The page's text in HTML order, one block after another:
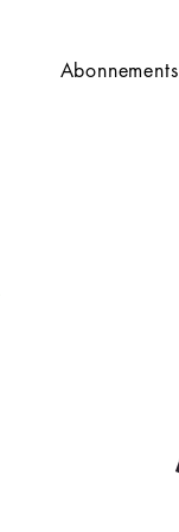
Abonnements